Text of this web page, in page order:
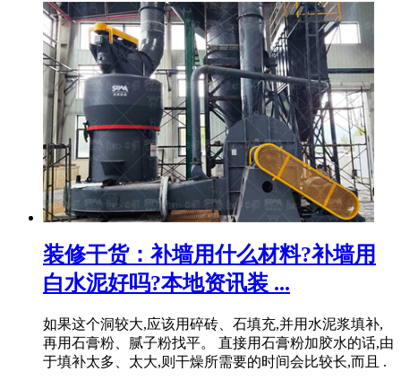
装修干货：补墙用什么材料?补墙用
白水泥好吗?本地资讯装 ...
如果这个洞较大,应该用碎砖、石填充,并用水泥浆填补,
再用石膏粉、腻子粉找平。 直接用石膏粉加胶水的话,由
于填补太多、太大,则干燥所需要的时间会比较长,而且 .